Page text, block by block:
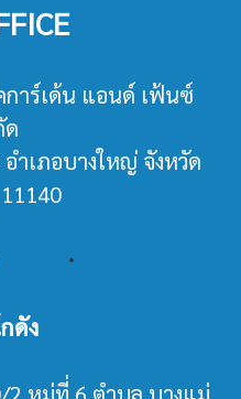
าร์เด้น แอนด์ เฟ้นซ์
ด
ำเภอบางใหญ่ จังหวัด
ดัง
2 หมู่ที่ 6 ตำบล บางแม่